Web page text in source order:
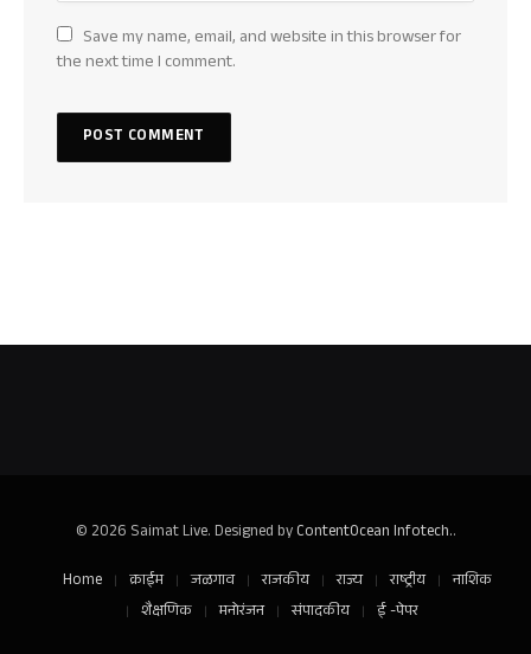
Save my name, email, and website in this browser for
the next time I comment.
© 2026 Saimat Live. Designed byContentOcean Infotech..
Home
क्राईम जळगाव राजकीय राज्य राष्ट्रीय
नाशिक
शैक्षणिक
मनोरंजन संपादकीय ई -पेपर